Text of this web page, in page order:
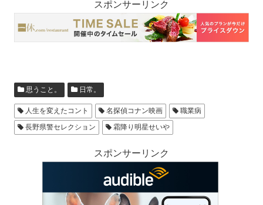
スポンサーリンク
思うこと。 日常。
人生を変えたコント 名探偵コナン映画
職業病
長野県警セレクション
霜降り明星せいや
スポンサーリンク